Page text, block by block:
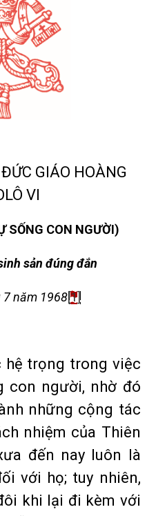
GIÁO HOÀNG
VI
SỐNG CON NGƯỜI)
sản đúng đắn
7 năm 1968[1]
hệ trọng trong việc
con người, nhờ đó
những cộng tác
nhiệm của Thiên
đến nay luôn là
với họ; tuy nhiên,
khi lại đi kèm với